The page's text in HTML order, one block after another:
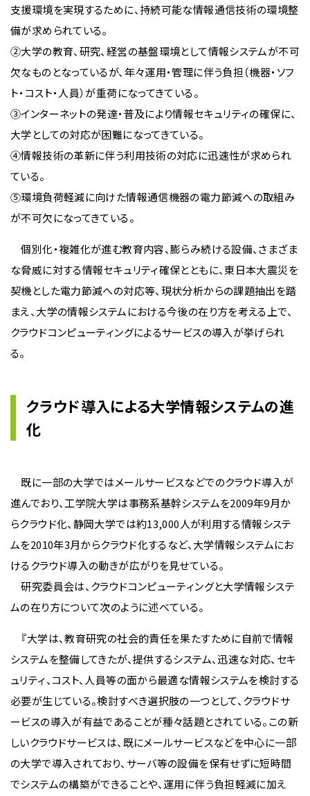
支援環境を実現するために、持続可能な情報通信技術の環境整
備が求められている。
②大学の教育、研究、経営の基盤環境として情報システムが不可
欠なものとなっているが、年々運用・管理に伴う負担（機器・ソフ
ト・コスト・人員）が重荷になってきている。
③インターネットの発達・普及により情報セキュリティの確保に、
大学としての対応が困難になってきている。
④情報技術の革新に伴う利用技術の対応に迅速性が求められ
ている。
⑤環境負荷軽減に向けた情報通信機器の電力節減への取組み
が不可欠になってきている。
個別化・複雑化が進む教育内容、膨らみ続ける設備、さまざま
な脅威に対する情報セキュリティ確保とともに、東日本大震災を
契機とした電力節減への対応等、現状分析からの課題抽出を踏
まえ、大学の情報システムにおける今後の在り方を考える上で、
クラウドコンピューティングによるサービスの導入が挙げられ
る。
クラウド導入による大学情報システムの進
化
既に一部の大学ではメールサービスなどでのクラウド導入が
進んでおり、工学院大学は事務系基幹システムを2009年9月か
らクラウド化、静岡大学では約13,000人が利用する情報システ
ムを2010年3月からクラウド化するなど、大学情報システムにお
けるクラウド導入の動きが広がりを見せている。
研究委員会は、クラウドコンピューティングと大学情報システ
ムの在り方について次のように述べている。
『大学は、教育研究の社会的責任を果たすために自前で情報
システムを整備してきたが、提供するシステム、迅速な対応、セキ
ュリティ、コスト、人員等の面から最適な情報システムを検討する
必要が生じている。検討すべき選択肢の一つとして、クラウドサ
ービスの導入が有益であることが種々話題とされている。この新
しいクラウドサービスは、既にメールサービスなどを中心に一部
の大学で導入されており、サーバ等の設備を保有せずに短時間
でシステムの構築ができることや、運用に伴う負担軽減に加え